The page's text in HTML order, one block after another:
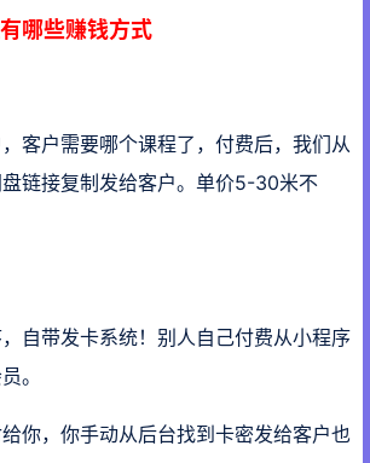
哪些赚钱方式
客户需要哪个课程了，付费后，我们从
链接复制发给客户。单价5-30米不
自带发卡系统！别人自己付费从小程序
。
你，你手动从后台找到卡密发给客户也